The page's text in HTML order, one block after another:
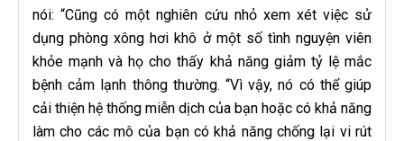
nói: “Cũng có một nghiên cứu nhỏ xem xét việc sử
dụng phòng xông hơi khô ở một số tình nguyện viên
khỏe mạnh và họ cho thấy khả năng giảm tỷ lệ mắc
bệnh cảm lạnh thông thường. “Vì vậy, nó có thể giúp
cải thiện hệ thống miễn dịch của bạn hoặc có khả năng
làm cho các mô của bạn có khả năng chống lại vi rút